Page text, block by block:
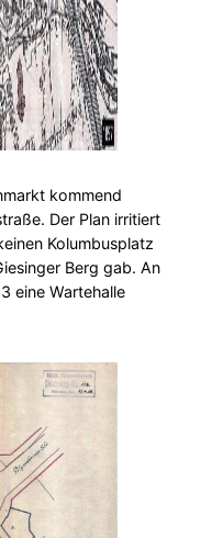
kommend
Der Plan irritiert
Kolumbusplatz
Berg gab. An
eine Wartehalle